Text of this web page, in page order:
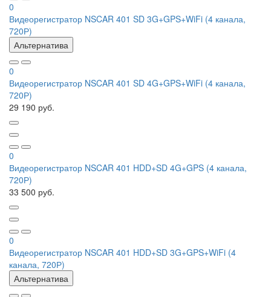
0
Видеорегистратор NSCAR 401 SD 3G+GPS+WiFi (4 канала,
720Р)
Альтернатива
0
Видеорегистратор NSCAR 401 SD 4G+GPS+WiFi (4 канала,
720Р)
29 190 руб.
0
Видеорегистратор NSCAR 401 HDD+SD 4G+GPS (4 канала,
720Р)
33 500 руб.
0
Видеорегистратор NSCAR 401 HDD+SD 3G+GPS+WiFi (4
канала, 720Р)
Альтернатива